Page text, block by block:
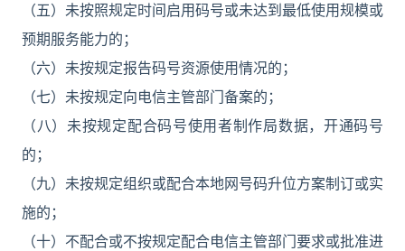
（五）未按照规定时间启用码号或未达到最低使用规模或
预期服务能力的；
（六）未按规定报告码号资源使用情况的；
（七）未按规定向电信主管部门备案的；
（八）未按规定配合码号使用者制作局数据，开通码号
的；
（九）未按规定组织或配合本地网号码升位方案制订或实
施的；
（十）不配合或不按规定配合电信主管部门要求或批准进